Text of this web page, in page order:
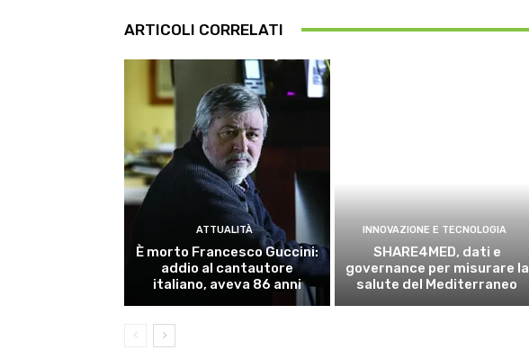
ARTICOLI CORRELATI
ATTUALITÀ
È morto Francesco Guccini:
addio al cantautore
italiano, aveva 86 anni
INNOVAZIONE E TECNOLOGIA
SHARE4MED, dati e
governance per misurare la
salute del Mediterraneo